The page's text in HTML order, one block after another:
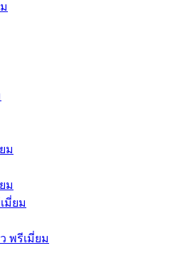
ม
ม
มี่ยม
พรีเมี่ยม